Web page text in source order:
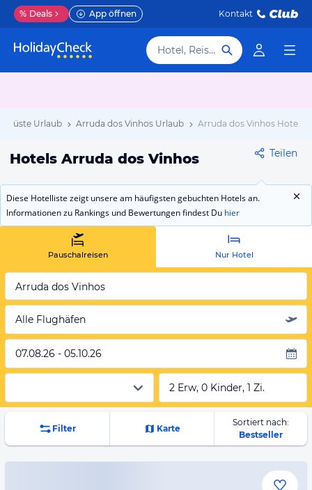
% Deals App öffnen Kontakt
Hotel, Reiseziel
Küste Urlaub Arruda dos Vinhos Urlaub Arruda dos Vinhos Hotels
Hotels Arruda dos Vinhos Teilen
Diese Hotelliste zeigt unsere am häufigsten gebuchten Hotels an.
Informationen zu Rankings und Bewertungen findest Du hier
Pauschalreisen Nur Hotel
Arruda dos Vinhos
Alle Flughäfen
07.08.26 - 05.10.26
2 Erw, 0 Kinder, 1 Zi.
Filter Karte
Sortiert nach:
Bestseller